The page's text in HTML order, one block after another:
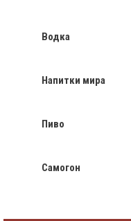
Водка
Напитки мира
Пиво
Самогон